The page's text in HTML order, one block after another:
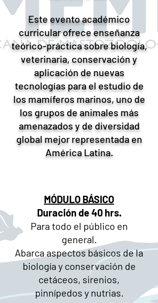
Este evento académico
curricular ofrece enseñanza
teórico-práctica sobre biología,
veterinaria, conservación y
aplicación de nuevas
tecnologías para el estudio de
los mamíferos marinos, uno de
los grupos de animales más
amenazados y de diversidad
global mejor representada en
América Latina.
MÓDULO BÁSICO
Duración de 40 hrs.
Para todo el público en
general.
Abarca aspectos básicos de la
biología y conservación de
cetáceos, sirenios,
pinnípedos y nutrias.